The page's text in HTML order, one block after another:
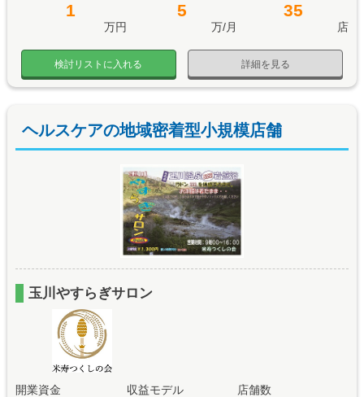
1
万円
5
万/月
35
店
詳細を見る
検討リストに入れる
ヘルスケアの地域密着型小規模店舗
玉川やすらぎサロン
開業資金 収益モデル 店舗数